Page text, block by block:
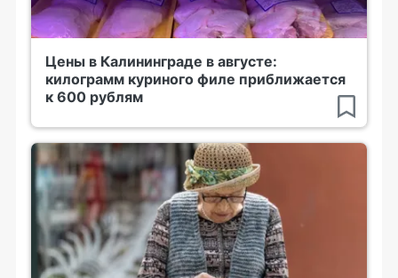
Цены в Калининграде в августе:
килограмм куриного филе приближается
к 600 рублям